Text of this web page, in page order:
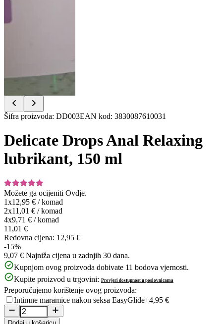
Item
of
Šifra proizvoda: DD003EAN kod: 3830087610031
Delicate Drops Anal Relaxing
lubrikant, 150 ml
Možete ga ocijeniti Ovdje.
1x12,95 € /komad
2x11,01 € /komad
4x9,71 € /komad
11,01 €
Redovna cijena: 12,95 €
-15%
9,07 € Najniža cijena u zadnjih 30 dana.
Kupnjom ovog proizvoda dobivate 11 bodova vjernosti.
Kupite proizvod u trgovini: Provjeri dostupnost u poslovnicama
Preporučujemo korištenje ovog proizvoda:
Intimne maramice nakon seksa EasyGlide+4,95 €